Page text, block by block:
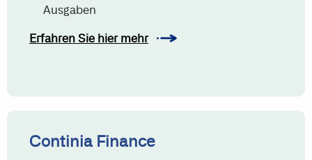
Ausgaben
Erfahren Sie hier mehr
Continia Finance